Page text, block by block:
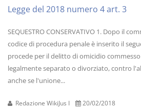
Legge del 2018 numero 4 art. 3
SEQUESTRO CONSERVATIVO 1. Dopo il
codice di procedura penale è inserito il
procede per il delitto di omicidio
legalmente separato o divorziato, contro
anche se l'unione...
Redazione WikiJus I 20/02/2018